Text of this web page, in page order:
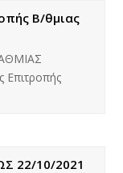
Β/θμιας
Επιτροπής
22/10/2021